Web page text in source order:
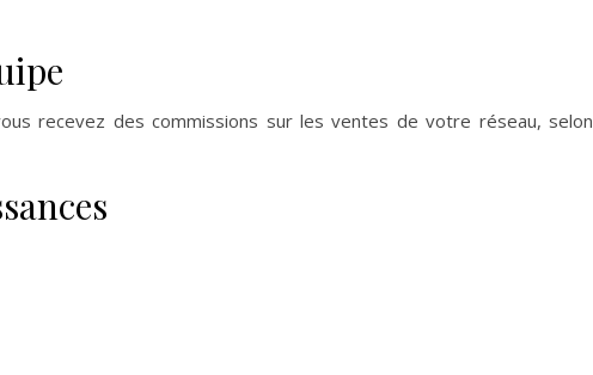
recevez des commissions sur les ventes de votre réseau, selon